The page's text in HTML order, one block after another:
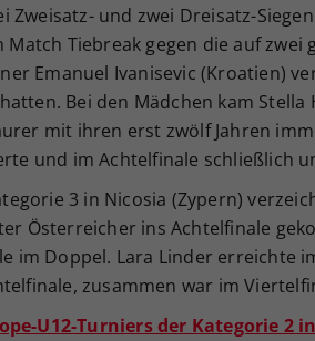
und zwei Dreisatz-
Tiebreak gegen die auf zwei
Emanuel Ivanisevic (Kroatien)
Bei den Mädchen kam Stella
mit ihren erst zwölf Jahren
und im Achtelfinale schließlich
3 in Nicosia (Zypern)
Österreicher ins Achtelfinale
im Doppel. Lara Linder erreichte
zusammen war im
U12-Turniers der Kategorie 2